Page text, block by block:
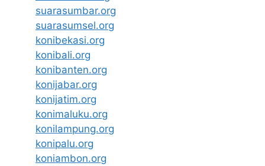
suarasumbar.org
suarasumsel.org
konibekasi.org
konibali.org
konibanten.org
konijabar.org
konijatim.org
konimaluku.org
konilampung.org
konipalu.org
koniambon.org